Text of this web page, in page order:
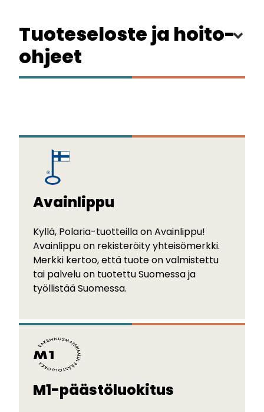
Tuoteseloste ja hoito-
ohjeet
Avainlippu
Kyllä, Polaria-tuotteilla on Avainlippu!
Avainlippu on rekisteröity yhteisömerkki.
Merkki kertoo, että tuote on valmistettu
tai palvelu on tuotettu Suomessa ja
työllistää Suomessa.
M1-päästöluokitus